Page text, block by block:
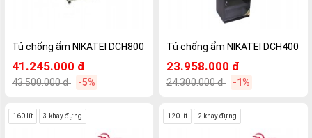
Tủ chống ẩm NIKATEI DCH800
41.245.000 đ
43.500.000 đ -5%
Tủ chống ẩm NIKATEI DCH400
23.958.000 đ
24.300.000 đ -1%
160 lít 3 khay đựng 120 lít 2 khay đựng